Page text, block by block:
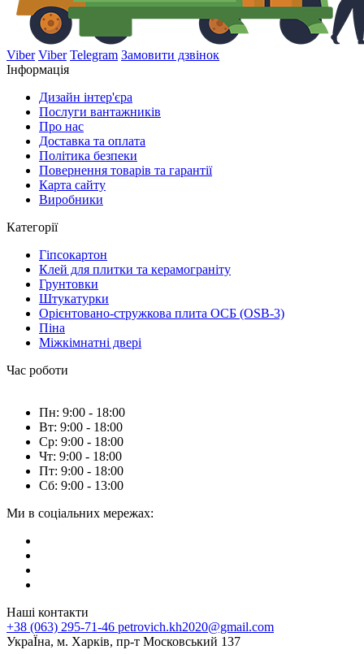
Viber Viber Telegram Замовити дзвінок
Інформація
Дизайн інтер'єра
Послуги вантажників
Про нас
Доставка та оплата
Політика безпеки
Повернення товарів та гарантії
Карта сайту
Виробники
Категорії
Гіпсокартон
Клей для плитки та керамограніту
Грунтовки
Штукатурки
Орієнтовано-стружкова плита ОСБ (OSB-3)
Піна
Міжкімнатні двері
Час роботи
Пн: 9:00 - 18:00
Вт: 9:00 - 18:00
Ср: 9:00 - 18:00
Чт: 9:00 - 18:00
Пт: 9:00 - 18:00
Сб: 9:00 - 13:00
Ми в соціальних мережах:
Наші контакти
+38 (063) 295-71-46 petrovich.kh2020@gmail.com
УкраЇна, м. Харків, пр-т Московський 137